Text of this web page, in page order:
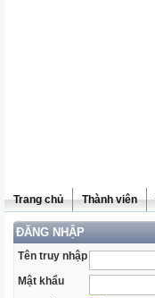
Trang chủ Thành viên
ĐĂNG NHẬP
Tên truy nhập
Mật khẩu